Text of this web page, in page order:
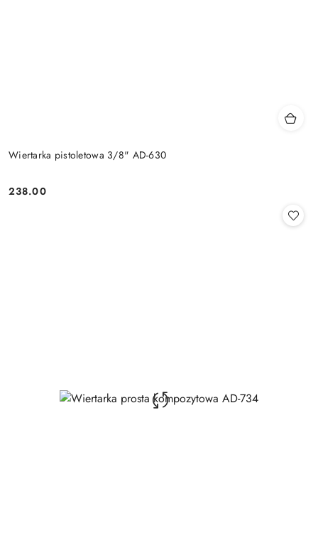
Wiertarka pistoletowa 3/8" AD-630
Cena:
238.00